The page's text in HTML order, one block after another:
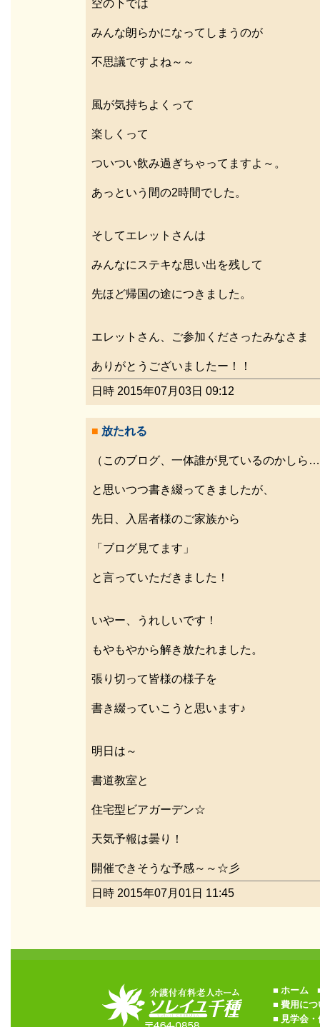
空の下では
みんな朗らかになってしまうのが
不思議ですよね～～
風が気持ちよくって
楽しくって
ついつい飲み過ぎちゃってますよ～。
あっという間の2時間でした。
そしてエレットさんは
みんなにステキな思い出を残して
先ほど帰国の途につきました。
エレットさん、ご参加くださったみなさま
ありがとうございましたー！！
日時 2015年07月03日 09:12
■ 放たれる
（このブログ、一体誰が見ているのかしら
と思いつつ書き綴ってきましたが、
先日、入居者様のご家族から
「ブログ見てます」
と言っていただきました！
いやー、うれしいです！
もやもやから解き放たれました。
張り切って皆様の様子を
書き綴っていこうと思います♪
明日は～
書道教室と
住宅型ビアガーデン☆
天気予報は曇り！
開催できそうな予感～～☆彡
日時 2015年07月01日 11:45
■ ホーム
■ 費用につ
■ 見学会